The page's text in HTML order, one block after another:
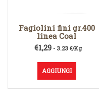
Fagiolini fini gr.400
linea Coal
€1,29- 3.23 €/Kg
AGGIUNGI